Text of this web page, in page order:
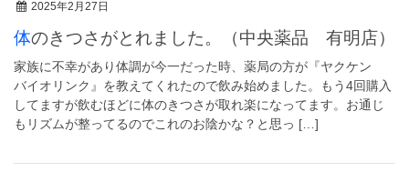
2025年2月27日
体のきつさがとれました。（中央薬品 有明店）
家族に不幸があり体調が今一だった時、薬局の方が『ヤクケン
バイオリンク』を教えてくれたので飲み始めました。もう4回購入
してますが飲むほどに体のきつさが取れ楽になってます。お通じ
もリズムが整ってるのでこれのお陰かな？と思っ […]